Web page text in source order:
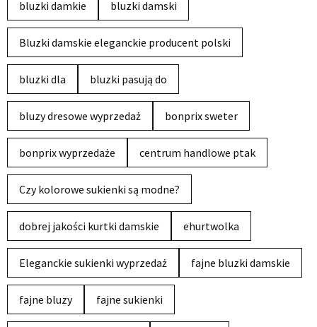
bluzki damkie bluzki damski
Bluzki damskie eleganckie producent polski
bluzki dla bluzki pasują do
bluzy dresowe wyprzedaż bonprix sweter
bonprix wyprzedaże centrum handlowe ptak
Czy kolorowe sukienki są modne?
dobrej jakości kurtki damskie ehurtwolka
Eleganckie sukienki wyprzedaż fajne bluzki damskie
fajne bluzy fajne sukienki